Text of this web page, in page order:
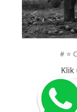
# ⭐